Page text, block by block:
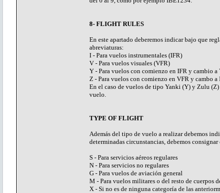
8- FLIGHT RULES
En este apartado deberemos indicar bajo que
abreviaturas:
I - Para vuelos instrumentales (IFR)
V - Para vuelos visuales (VFR)
Y - Para vuelos con comienzo en IFR y cambio a
Z - Para vuelos con comienzo en VFR y cambo a
En el caso de vuelos de tipo Yanki (Y) y Zulu
vuelo.
TYPE OF FLIGHT
Además del tipo de vuelo a realizar debemos
determinadas circunstancias, debemos
S - Para servicios aéreos regulares
N - Para servicios no regulares
G - Para vuelos de aviación general
M - Para vuelos militares o del resto de cuerpos
X - Si no es de ninguna categoría de las